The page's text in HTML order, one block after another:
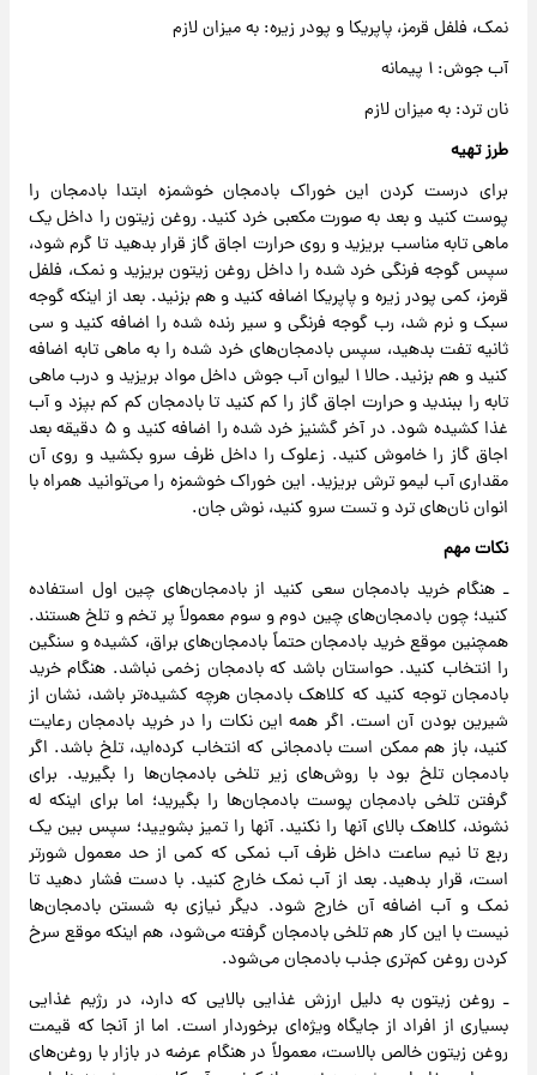
نمک، فلفل قرمز، پاپریکا و پودر زیره: به میزان لازم
آب جوش: ۱ پیمانه
نان ترد: به میزان لازم
طرز تهیه
برای درست کردن این خوراک بادمجان خوشمزه ابتدا بادمجان را
پوست کنید و بعد به صورت مکعبی خرد کنید. روغن زیتون را داخل یک
ماهی تابه مناسب بریزید و روی حرارت اجاق گاز قرار بدهید تا گرم شود،
سپس گوجه فرنگی خرد شده را داخل روغن زیتون بریزید و نمک، فلفل
قرمز، کمی پودر زیره و پاپریکا اضافه کنید و هم بزنید. بعد از اینکه گوجه
سبک و نرم شد، رب گوجه فرنگی و سیر رنده شده را اضافه کنید و سی
ثانیه تفت بدهید، سپس بادمجان‌های خرد شده را به ماهی تابه اضافه
کنید و هم بزنید. حالا ۱ لیوان آب جوش داخل مواد بریزید و درب ماهی
تابه را ببندید و حرارت اجاق گاز را کم کنید تا بادمجان کم کم بپزد و آب
غذا کشیده شود. در آخر گشنیز خرد شده را اضافه کنید و ۵ دقیقه بعد
اجاق گاز را خاموش کنید. زعلوک را داخل ظرف سرو بکشید و روی آن
مقداری آب لیمو ترش بریزید. این خوراک خوشمزه را می‌توانید همراه با
انوان نان‌های ترد و تست سرو کنید، نوش جان.
نکات مهم
ـ هنگام خرید بادمجان سعی کنید از بادمجان‌های چین اول استفاده
کنید؛ چون بادمجان‌های چین دوم و سوم معمولاً پر تخم و تلخ هستند.
همچنین موقع خرید بادمجان حتماً بادمجان‌های براق، کشیده و سنگین
را انتخاب کنید. حواستان باشد که بادمجان زخمی نباشد. هنگام خرید
بادمجان توجه کنید که کلاهک بادمجان هرچه کشیده‌تر باشد، نشان از
شیرین بودن آن است. اگر همه این نکات را در خرید بادمجان رعایت
کنید، باز هم ممکن است بادمجانی که انتخاب کرده‌اید، تلخ باشد. اگر
بادمجان تلخ بود با روش‌های زیر تلخی بادمجان‌ها را بگیرید. برای
گرفتن تلخی بادمجان پوست بادمجان‌ها را بگیرید؛ اما برای اینکه له
نشوند، کلاهک بالای آنها را نکنید. آنها را تمیز بشویید؛ سپس بین یک
ربع تا نیم ساعت داخل ظرف آب نمکی که کمی از حد معمول شورتر
است، قرار بدهید. بعد از آب نمک خارج کنید. با دست فشار دهید تا
نمک و آب اضافه آن خارج شود. دیگر نیازی به شستن بادمجان‌ها
نیست با این کار هم تلخی بادمجان گرفته می‌شود، هم اینکه موقع سرخ
کردن روغن کم‌تری جذب بادمجان می‌شود.
ـ روغن زیتون به دلیل ارزش غذایی بالایی که دارد، در رژیم غذایی
بسیاری از افراد از جایگاه ویژه‌ای برخوردار است. اما از آنجا که قیمت
روغن زیتون خالص بالاست، معمولاً در هنگام عرضه در بازار با روغن‌های